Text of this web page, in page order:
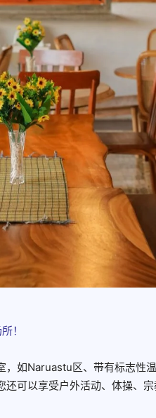
！
，如Naruastu区、带有标志性
可以享受户外活动、体操、